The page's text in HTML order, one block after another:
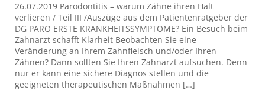
26.07.2019 Parodontitis – warum Zähne ihren Halt
verlieren / Teil III /Auszüge aus dem Patientenratgeber der
DG PARO ERSTE KRANKHEITSSYMPTOME? Ein Besuch beim
Zahnarzt schafft Klarheit Beobachten Sie eine
Veränderung an Ihrem Zahnfleisch und/oder Ihren
Zähnen? Dann sollten Sie Ihren Zahnarzt aufsuchen. Denn
nur er kann eine sichere Diagnos stellen und die
geeigneten therapeutischen Maßnahmen […]